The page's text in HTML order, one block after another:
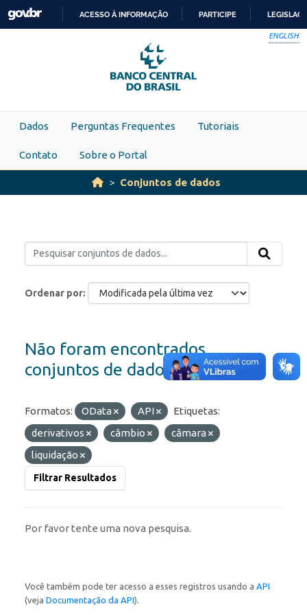
Skip to main content
PARA
O
CONTEÚDO
ACESSO À INFORMAÇÃO PARTICIPE
ENGLISH
Dados Perguntas Frequentes Tutoriais
Contato Sobre o Portal
Conjuntos de dados
Ordenar por
Não foram encontrados
conjuntos de dados
Formatos: OData API
Etiquetas:
derivativos
câmbio
câmara
liquidação
Filtrar Resultados
Por favor tente uma nova pesquisa.
Você também pode ter acesso a esses registros usando a API
(veja Documentação da API).